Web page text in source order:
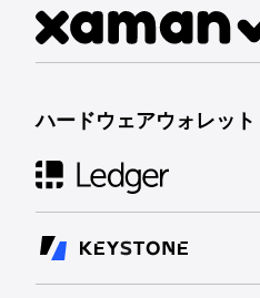
ハードウェアウォレット